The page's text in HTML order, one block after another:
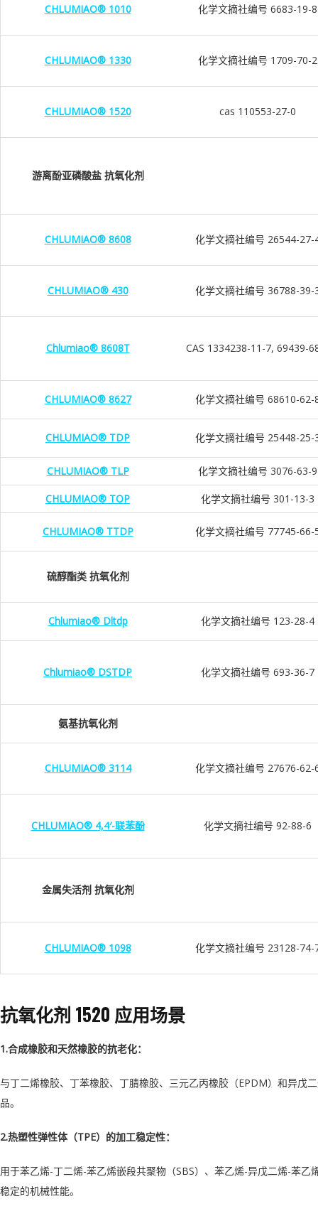
CHLUMIAO® 1010 化学文摘社编号 6683-19-8
CHLUMIAO® 1330 化学文摘社编号 1709-70-2
CHLUMIAO® 1520 cas 110553-27-0
游离酚亚磷酸盐 抗氧化剂
CHLUMIAO® 8608 化学文摘社编号 26544-27-
CHLUMIAO® 430 化学文摘社编号 36788-39-
Chlumiao® 8608T CAS 1334238-11-7, 69439-
CHLUMIAO® 8627 化学文摘社编号 68610-62-
CHLUMIAO® TDP 化学文摘社编号 25448-25-
CHLUMIAO® TLP 化学文摘社编号 3076-63-9
CHLUMIAO® TOP 化学文摘社编号 301-13-3
CHLUMIAO® TTDP 化学文摘社编号 77745-66-
硫醇酯类 抗氧化剂
Chlumiao® Dltdp 化学文摘社编号 123-28-4
Chlumiao® DSTDP 化学文摘社编号 693-36-7
氨基抗氧化剂
CHLUMIAO® 3114 化学文摘社编号 27676-62-
CHLUMIAO® 4,4′-联苯酚 化学文摘社编号 92-88-6
金属失活剂 抗氧化剂
CHLUMIAO® 1098 化学文摘社编号 23128-74-
抗氧化剂 1520 应用场景
1.合成橡胶和天然橡胶的抗老化：
与丁二烯橡胶、丁苯橡胶、丁腈橡胶、三元乙丙橡胶（EPDM）和异戊
品。
2.热塑性弹性体（TPE）的加工稳定性：
用于苯乙烯-丁二烯-苯乙烯嵌段共聚物（SBS）、苯乙烯-异戊二烯-苯
稳定的机械性能。